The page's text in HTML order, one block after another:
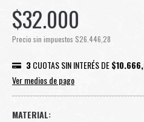
$32.000
Precio sin impuestos $26.446,28
3CUOTAS SIN INTERÉS DE
Ver medios de pago
MATERIAL: